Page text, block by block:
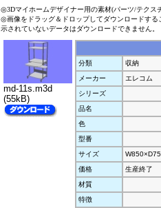
◎3Dマイホームデザイナー用の素材(パーツ/テクス
◎画像をドラッグ＆ドロップしてダウンロードす
示されていないデータはダウンロードできません。
md-11s.m3d
(55kB)
分類
収納
メーカー
エレコム
シリーズ
品名
色
型番
サイズ
価格
生産終了
材質
特徴